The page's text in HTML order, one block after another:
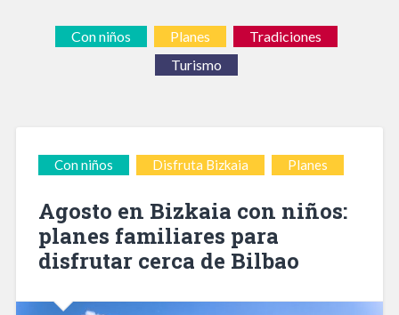
Con niños Planes
Tradiciones
Turismo
Con niños Disfruta Bizkaia Planes
Agosto en Bizkaia con niños:
planes familiares para
disfrutar cerca de Bilbao